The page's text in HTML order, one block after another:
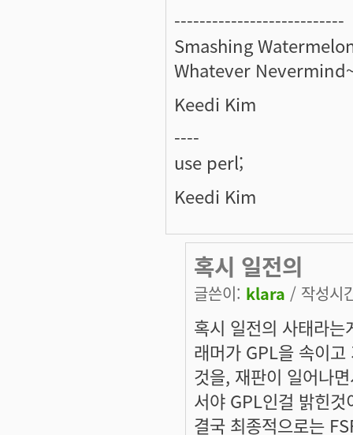
---------------------------
Smashing
Whatever
Keedi Kim
----
use perl;
Keedi Kim
혹시 일전의
글쓴이: klara / 작성시
혹시 일전의 사태라
래머가 GPL을 속이
것을, 재판이 일어나
서야 GPL인걸 밝힌것
결국 최종적으로는